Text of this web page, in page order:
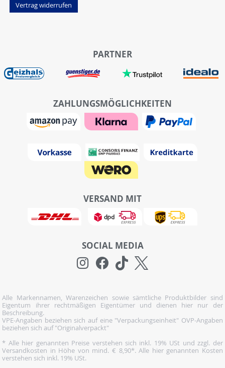
Vertrag widerrufen
PARTNER
ZAHLUNGSMÖGLICHKEITEN
VERSAND MIT
SOCIAL MEDIA
Alle Markennamen, Warenzeichen sowie sämtliche Produktbilder sind
Eigentum ihrer rechtmäßigen Eigentümer und dienen hier nur der
Beschreibung.
VPE-Angaben beziehen sich auf eine "Verpackungseinheit" OVP-Angaben
beziehen sich auf "Originalverpackt"
* Alle hier genannten Preise verstehen sich inkl. 19% USt und zzgl. der
Versandkosten in Höhe von mind. € 8,90*. Alle hier genannten Kosten
verstehen sich inkl. 19% USt.